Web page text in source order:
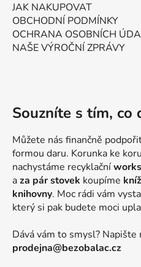
JAK NAKUPOVAT
OBCHODNÍ PODMÍNKY
OCHRANA OSOBNÍCH
NAŠE VÝROČNÍ ZPRÁVY
Souzníte s tím, co
Můžete nás finančně
formou daru. Korunka ke
nachystáme recyklační
aza pár stovek koupíme
knihovny. Moc rádi vám
který si pak budete moci
Dává vám to smysl? Napište
prodejna@bezobalac.cz